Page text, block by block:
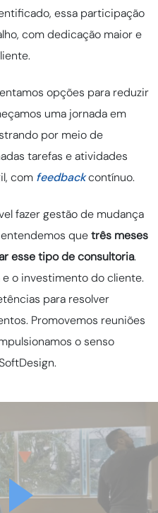
essa participação
com dedicação maior e
opções para reduzir
uma jornada em
por meio de
tarefas e atividades
com feedbackcontínuo.
fazer gestão de mudança
quetrês meses
esse tipo de consultoria.
o investimento do cliente.
para resolver
Promovemos reuniões
o senso